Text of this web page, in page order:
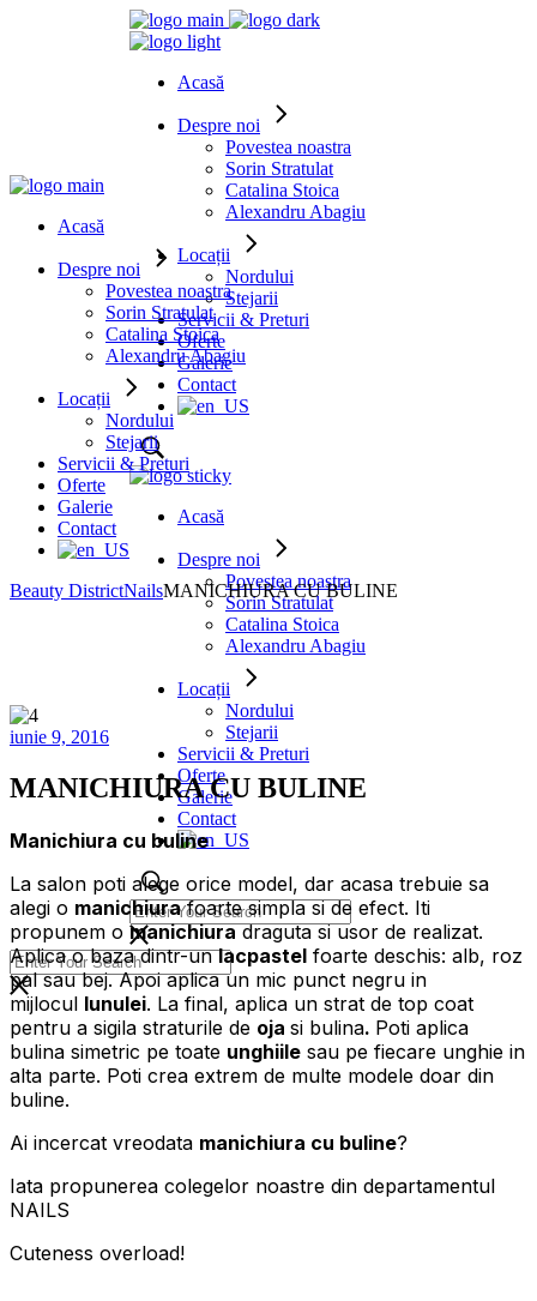
Acasă
Despre noi
Povestea noastra
Sorin Stratulat
Catalina Stoica
Alexandru Abagiu
Locații
Nordului
Stejarii
Servicii & Preturi
Oferte
Galerie
Contact
Acasă
Despre noi
Povestea noastra
Sorin Stratulat
Catalina Stoica
Alexandru Abagiu
Locații
Nordului
Stejarii
Servicii & Preturi
Oferte
Galerie
Contact
Acasă
Despre noi
Povestea noastra
Sorin Stratulat
Catalina Stoica
Alexandru Abagiu
Locații
Nordului
Stejarii
Servicii & Preturi
Oferte
Galerie
Contact
Beauty DistrictNailsMANICHIURA CU BULINE
iunie 9, 2016
MANICHIURA CU BULINE
Manichiura cu buline
La salon poti alege orice model, dar acasa trebuie sa
alegi o manichiurafoarte simpla si de efect. Iti
propunem o manichiuradraguta si usor de realizat.
Aplica o baza dintr-unlacpastel foarte deschis: alb, roz
pal sau bej. Apoi aplica un mic punct negru in
mijlocul lunulei. La final, aplica un strat de top coat
pentru a sigila straturile de oja si bulina. Poti aplica
bulina simetric pe toate unghiile sau pe fiecare unghie in
alta parte. Poti crea extrem de multe modele doar din
buline.
Ai incercat vreodata manichiura cu buline?
Iata propunerea colegelor noastre din departamentul
NAILS
Cuteness overload!